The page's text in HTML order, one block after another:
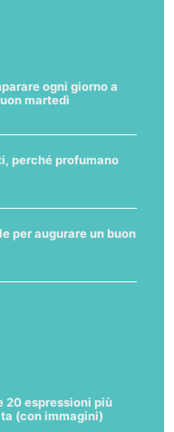
ogni giorno a
martedì
perché profumano
per augurare un buon
20 espressioni più
(con immagini)